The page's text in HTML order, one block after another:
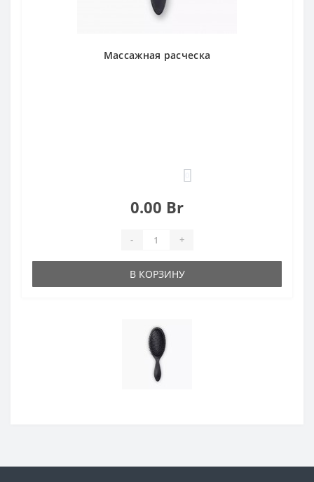
Mассажная расческа
0.00 Br
- +
В КОРЗИНУ